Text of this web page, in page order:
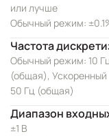
или лучше
Обычный режим:
Частота
Обычный режим: 10
(общая),
50 Гц (общая)
Диапазон
±1 В